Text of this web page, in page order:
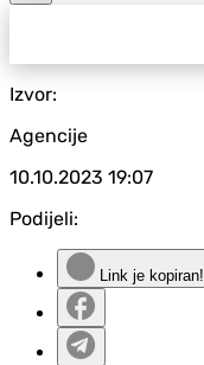
Izvor:
Agencije
10.10.2023 19:07
Podijeli:
Link je kopiran!